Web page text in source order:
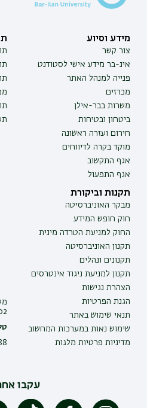
מידע וסיוע
צור קשר
אינ-בר מידע אישי לסטודנט
פנייה למנהל האתר
מכרזים
משרות בבר-אילן
ביטחון ובטיחות
חירום ועזרה ראשונה
מוקד בקרה לדיווחים
אגף התקשוב
אגף התפעול
תקנות וביקורת
מבקר האוניברסיטה
חוק חופש המידע
החוק למניעת הטרדה מינית
תקנון האוניברסיטה
תקנונים ונהלים
תקנון למניעת ניגוד אינטרסים
הצהרת נגישות
הגנת הפרטיות
תנאי שימוש באתר
שימוש נאות במערכות המחשוב
מדיניות פרטיות מלגות
עקבו